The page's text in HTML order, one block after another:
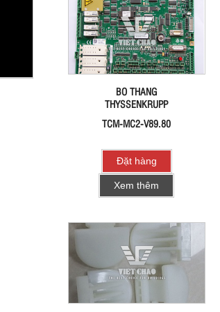
BO THANG
THYSSENKRUPP
TCM-MC2-V89.80
Đặt hàng
Xem thêm